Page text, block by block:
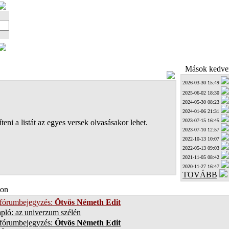
a listát az egyes versek olvasásakor lehet.
Mások
2026-03-30 15:49
2025-06-02 18:30
2024-05-30 08:23
2024-01-06 21:31
2023-07-15 16:45
2023-07-10 12:57
2022-10-13 10:07
2022-05-13 09:03
2021-11-05 08:42
2020-11-27 16:47
TOVÁBB
Ötvös Németh Edit
az univerzum szélén
Ötvös Németh Edit